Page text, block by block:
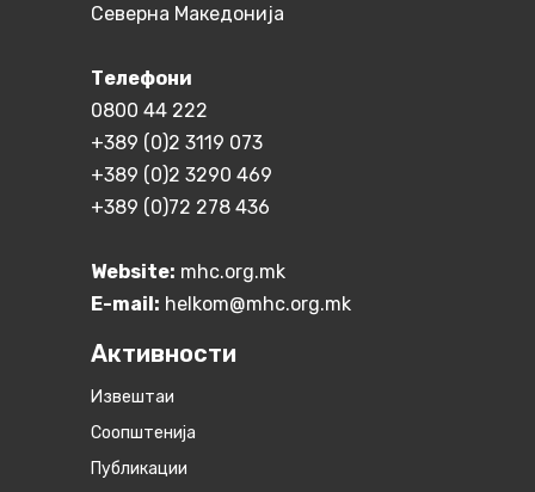
Северна Македонија
Телефони
0800 44 222
+389 (0)2 3119 073
+389 (0)2 3290 469
+389 (0)72 278 436
Website: mhc.org.mk
E-mail: helkom@mhc.org.mk
Активности
Извештаи
Соопштенија
Публикации